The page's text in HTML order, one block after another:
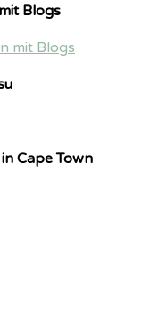
Blogs
Cape Town